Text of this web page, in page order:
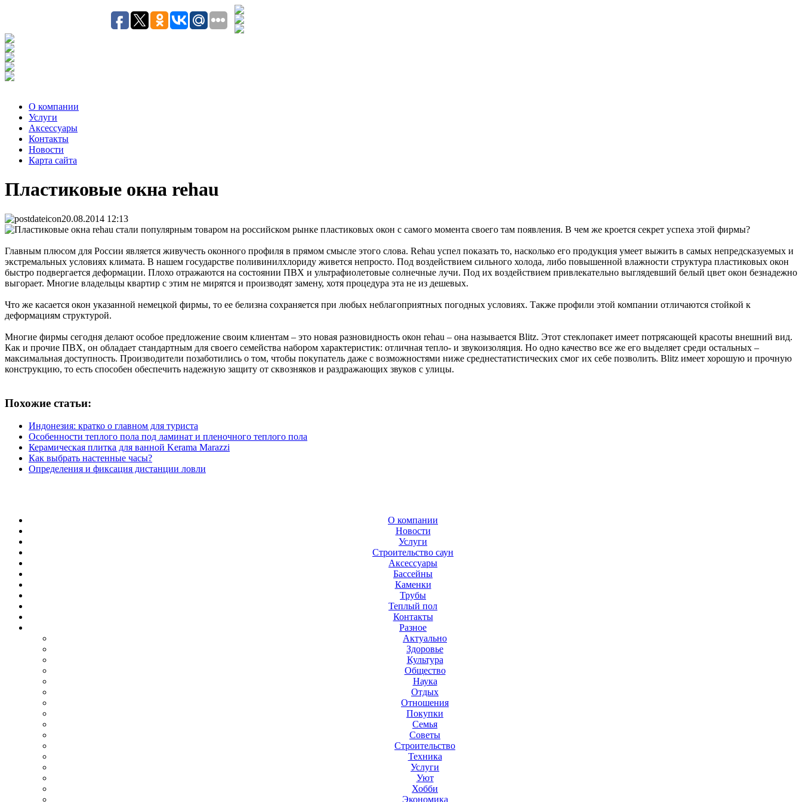
О компании
Услуги
Аксесcуары
Контакты
Новости
Карта сайта
Пластиковые окна rehau
20.08.2014 12:13
Пластиковые окна rehau стали популярным товаром на российском рынке пластиковых окон с самого момента своего там появления. В чем же кроется секрет успеха этой фирмы?
Главным плюсом для России является живучесть оконного профиля в прямом смысле этого слова. Rehau успел показать то, насколько его продукция умеет выжить в самых непредсказуемых и
экстремальных условиях климата. В нашем государстве поливинилхлориду живется непросто. Под воздействием сильного холода, либо повышенной влажности структура пластиковых окон
быстро подвергается деформации. Плохо отражаются на состоянии ПВХ и ультрафиолетовые солнечные лучи. Под их воздействием привлекательно выглядевший белый цвет окон безнадежно
выгорает. Многие владельцы квартир с этим не мирятся и производят замену, хотя процедура эта не из дешевых.
Что же касается окон указанной немецкой фирмы, то ее белизна сохраняется при любых неблагоприятных погодных условиях. Также профили этой компании отличаются стойкой к
деформациям структурой.
Многие фирмы сегодня делают особое предложение своим клиентам – это новая разновидность окон rehau – она называется Blitz. Этот стеклопакет имеет потрясающей красоты внешний вид.
Как и прочие ПВХ, он обладает стандартным для своего семейства набором характеристик: отличная тепло- и звукоизоляция. Но одно качество все же его выделяет среди остальных –
максимальная доступность. Производители позаботились о том, чтобы покупатель даже с возможностями ниже среднестатистических смог их себе позволить. Blitz имеет хорошую и прочную
конструкцию, то есть способен обеспечить надежную защиту от сквозняков и раздражающих звуков с улицы.
Похожие статьи:
Индонезия: кратко о главном для туриста
Особенности теплого пола под ламинат и пленочного теплого пола
Керамическая плитка для ванной Kerama Marazzi
Как выбрать настенные часы?
Определения и фиксация дистанции ловли
О компании
Новости
Услуги
Строительство саун
Аксесcуары
Бассейны
Каменки
Трубы
Теплый пол
Контакты
Разное
Актуально
Здоровье
Культура
Общество
Наука
Отдых
Отношения
Покупки
Семья
Советы
Строительство
Техника
Услуги
Уют
Хобби
Экономика